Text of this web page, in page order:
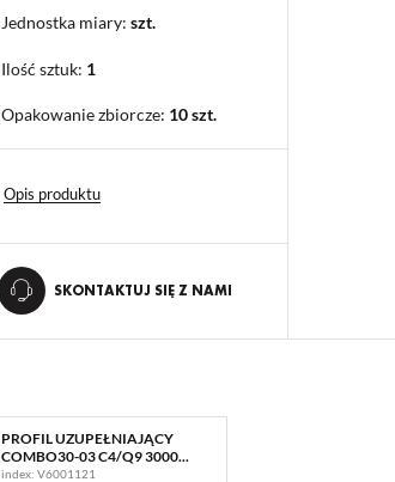
Jednostka miary: szt.
Ilość sztuk: 1
Opakowanie zbiorcze: 10 szt.
Opis produktu
SKONTAKTUJ SIĘ Z NAMI
PROFIL UZUPEŁNIAJĄCY
COMBO30-03 C4/Q9 3000...
index: V6001121